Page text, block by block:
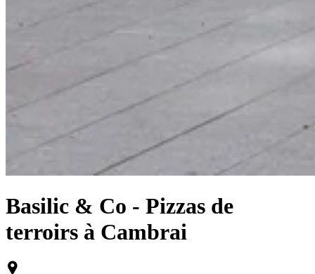
Basilic & Co - Pizzas de
terroirs à Cambrai